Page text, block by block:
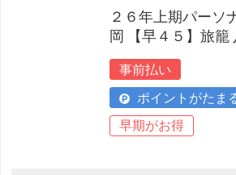
２６年上期パーソ
岡 【早４５】旅籠
事前払い
ポイントがたま
早期がお得